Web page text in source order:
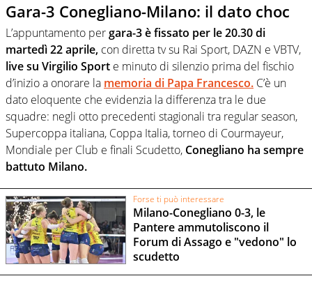
Gara-3 Conegliano-Milano: il dato choc
L’appuntamento pergara-3 è fissato per le 20.30 di
martedì 22 aprile, con diretta tv su Rai Sport, DAZN e VBTV,
live su Virgilio Sport e minuto di silenzio prima del fischio
d’inizio a onorare la memoria di Papa Francesco. C’è un
dato eloquente che evidenzia la differenza tra le due
squadre: negli otto precedenti stagionali tra regular season,
Supercoppa italiana, Coppa Italia, torneo di Courmayeur,
Mondiale per Club e finali Scudetto, Conegliano ha sempre
battuto Milano.
Forse ti può interessare
Milano-Conegliano 0-3, le
Pantere ammutoliscono il
Forum di Assago e "vedono" lo
scudetto